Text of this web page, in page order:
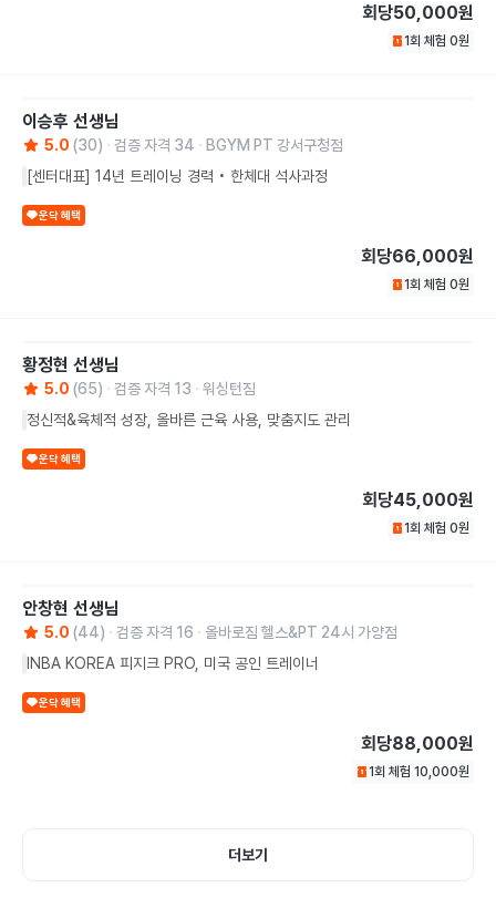
회당50,000원
1회 체험 0원
이승후 선생님
5.0 (30) 검증 자격 34
BGYM PT 강서구청점
[센터대표] 14년 트레이닝 경력 • 한체대 석사과정
운닥 혜택
회당66,000원
1회 체험 0원
황정현 선생님
5.0 (65) 검증 자격 13
워싱턴짐
정신적&육체적 성장, 올바른 근육 사용, 맞춤지도 관리
운닥 혜택
회당45,000원
1회 체험 0원
안창현 선생님
5.0 (44) 검증 자격 16
올바로짐 헬스&PT 24시 가양점
INBA KOREA 피지크 PRO, 미국 공인 트레이너
운닥 혜택
회당88,000원
1회 체험 10,000원
더보기